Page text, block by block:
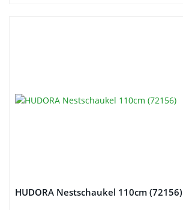
HUDORA Nestschaukel 110cm (72156)